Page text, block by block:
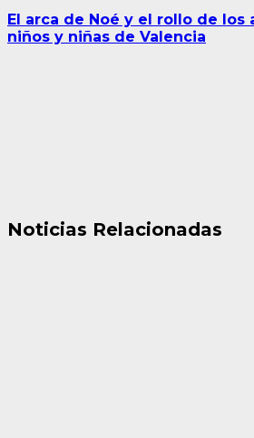
El arca de Noé y el rollo de los
niños y niñas de Valencia
Noticias Relacionadas